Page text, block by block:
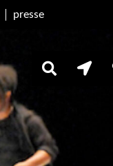
presse